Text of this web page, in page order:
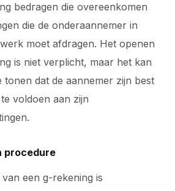
bedragen die overeenkomen
die de onderaannemer in
moet afdragen. Het openen
is niet verplicht, maar het kan
tonen dat de aannemer zijn best
voldoen aan zijn
procedure
een g-rekening is